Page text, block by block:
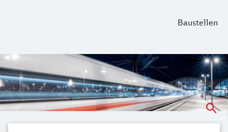
Baustellen
Reisen Sie bequem über Nacht
Steigen Sie abends stressfrei in den Zug und kommen Sie